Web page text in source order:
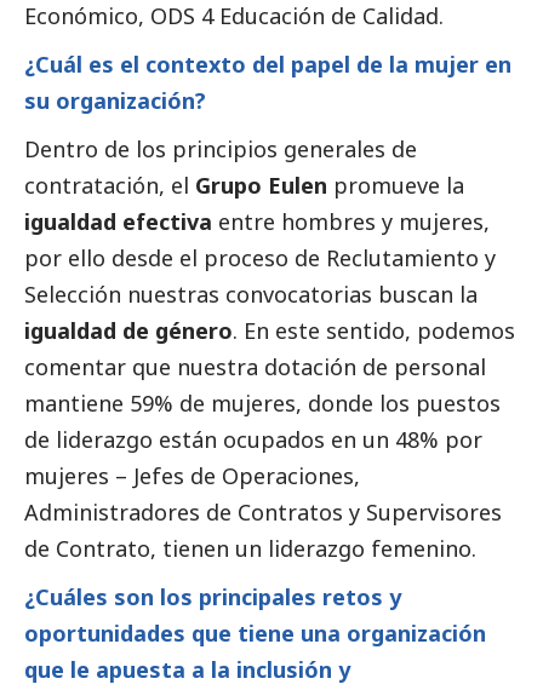
Económico, ODS 4 Educación de Calidad.
¿Cuál es el contexto del papel de la mujer en
su organización?
Dentro de los principios generales de
contratación, el Grupo Eulen promueve la
igualdad efectiva entre hombres y mujeres,
por ello desde el proceso de Reclutamiento y
Selección nuestras convocatorias buscan la
igualdad de género. En este sentido, podemos
comentar que nuestra dotación de personal
mantiene 59% de mujeres, donde los puestos
de liderazgo están ocupados en un 48% por
mujeres – Jefes de Operaciones,
Administradores de Contratos y Supervisores
de Contrato, tienen un liderazgo femenino.
¿Cuáles son los principales retos y
oportunidades que tiene una organización
que le apuesta a la inclusión y